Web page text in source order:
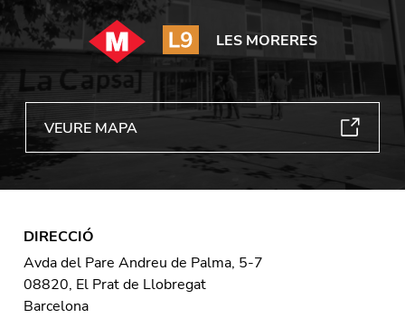
LES MORERES
VEURE MAPA
DIRECCIÓ
Avda del Pare Andreu de Palma, 5-7
08820, El Prat de Llobregat
Barcelona